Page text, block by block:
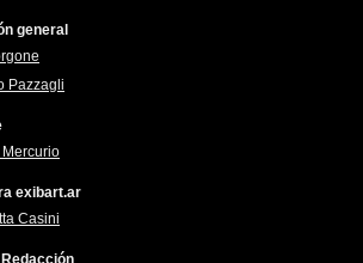
general
Pazzagli
Mercurio
exibart.ar
Casini